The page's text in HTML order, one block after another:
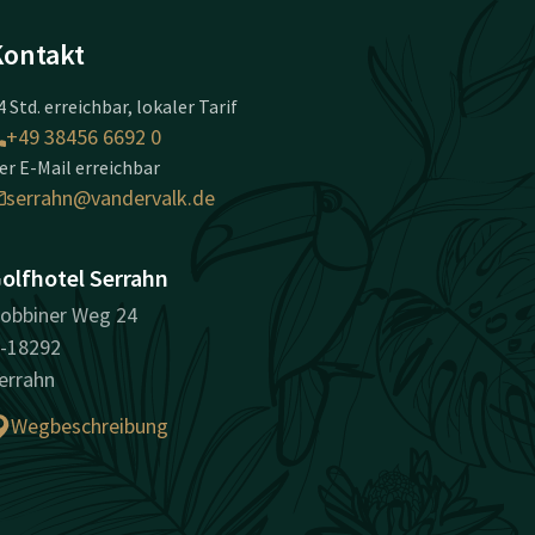
Std. erreichbar, lokaler Tarif
+49 38456 6692 0
E-Mail erreichbar
serrahn@vandervalk.de
Serrahn
Weg 24
18292
Wegbeschreibung